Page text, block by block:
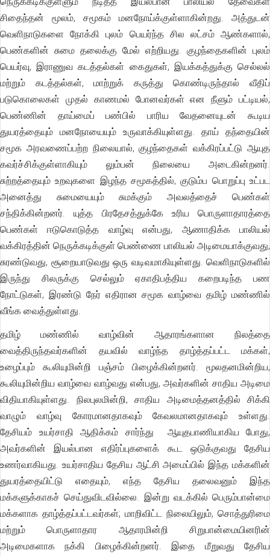
சிதைந்தன் மூலம், சமூகம் மனநோய்க்குள்ளாகின்றது. அத்துடன்
வெளிநாடுகளை நோக்கி புலம் பெயர்ந்த சில லட்சம் ஆண்களால்,
பெண்களின் சுமை தலைக்கு மேல் எற்றியது. குழந்தைகளின் புலம்
பெயர்வு, இராணுவ கடத்தல்கள் கைதுகள், இயக்கத்துக்கு செல்லல்
மற்றும் கடத்தல்கள், மாற்றுக் கருத்து கொண்டிருந்தால் வீதிப்
படுகொலைகள் முதல் காணமல் போனவர்கள் என நீளும் பட்டியல்,
பெண்ணின் தாய்மைப் பண்பில் பாரிய வேதனையுடன் கூடிய
துயரத்தையும் மனநோயையும் உருவாக்கியுள்ளது. தாய் தந்தையின்
சமூக அரவணைப்பற்ற நிலையால், குழந்தைகள் வக்கிரப்பட்டு ஆயுத
கவர்ச்சிக்குள்ளாகியும் லும்பன் நிலையை அடைகின்றனர்.
சுற்றத்தையும் உறவுகளை இழந்த சமூகத்தில், குடும்ப பொறுப்பு உட்பட
அனைத்து சுமையையும் சுமக்கும் அவலத்தைச் பெண்கள்
சந்திக்கின்றனர். யுத்த பிரதேசத்துக்கே உரிய பொருளாதாரத்தை
பெண்கள் ஈடுகொடுத்த வாழ்வு என்பது, ஆணாதிக்க பாலியல்
வக்கிரத்தின் நெருக்கடிக்குள் பெண்ணை பாலியல் அடிமையாக்குவது,
சுரண்டுவது, சூறையாடுவது ஒரு வடிவமாகியுள்ளது. வெளிநாடுகளில்
இருந்து சிலருக்கு செல்லும் ஏகாதிபத்திய கறைபடிந்த பண
நோட்டுகள், இரண்டு நேர் எதிரான சமூக வாழ்வை தமிழ் மண்ணில்
வீங்க வைத்துள்ளது.
தமிழ் மண்ணில் வாழ்வின் ஆதாரங்களான நிலத்தை
வைத்திருந்தவர்களின் தயவில் வாழ்ந்த தாழ்த்தப்பட்ட மக்கள்,
உழைப்பும் கூலியுமின்றி பஞ்சம் பிழைக்கின்றனர். மூலதனமின்றிய,
கூலியுமின்றிய வாழ்வை வாழ்வது என்பது, அவர்களின் சாதிய அடிமை
விதியாகியுள்ளது. நிலபுலமின்றி, சாதிய அடிமைத்தனத்தில் சிக்கி
வாழும் வாழ்வு கோரமானதாகவும் கேவலமானதாகவும் உள்ளது.
தேசியம் உயர்சாதி ஆதிக்கம் சார்ந்து ஆயுதபாணியாகிய போது,
அவர்களின் இயல்பான எதிர்ப்புகளைக் கூட ஒடுக்குவது தேசிய
உணர்வாகியது. உயர்சாதிய தேசிய ஆட்சி அமைப்பில் இந்த மக்களின்
துயரத்தையிட்டு எதையும், எந்த தேசிய தலைவனும் இந்த
மக்களுக்காகச் செய்துவிடவில்லை. இன்று வடக்கில் பெரும்பான்மை
மக்களாக தாழ்த்தப்பட்டவர்கள்; மாறிவிட்ட நிலையிலும், சொத்துரிமை
மற்றும் பொருளாதார ஆதாரமின்றி சிறுபான்மையினரின்
அடிமைகளாக நக்கி பிழைக்கின்றனர். இதை மீறுவது தேசிய